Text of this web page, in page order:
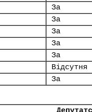
За
За
За
За
За
Відсутня
За